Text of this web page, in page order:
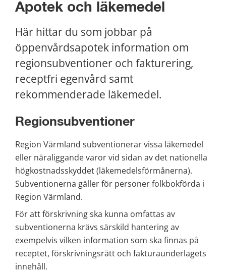
Apotek och läkemedel
Här hittar du som jobbar på
öppenvårdsapotek information om
regionsubventioner och fakturering,
receptfri egenvård samt
rekommenderade läkemedel.
Regionsubventioner
Region Värmland subventionerar vissa läkemedel
eller näraliggande varor vid sidan av det nationella
högkostnadsskyddet (läkemedelsförmånerna).
Subventionerna gäller för personer folkbokförda i
Region Värmland.
För att förskrivning ska kunna omfattas av
subventionerna krävs särskild hantering av
exempelvis vilken information som ska finnas på
receptet, förskrivningsrätt och fakturaunderlagets
innehåll.